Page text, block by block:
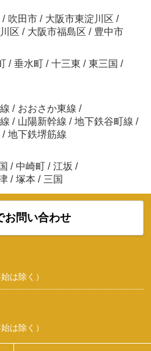
/ 吹田市 / 大阪市東淀川区 /
区 / 大阪市福島区 / 豊中市
/ 垂水町 / 十三東 / 東三国 /
/ おおさか東線 /
/ 山陽新幹線 / 地下鉄谷町線 /
/ 地下鉄堺筋線
/ 中崎町 / 江坂 /
/ 塚本 / 三国
お問い合わせ
は除く）
は除く）